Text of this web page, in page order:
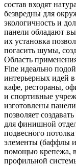
состав входят
безвредны для
экологичность и
панели обладают
их установка
погасить шумы,
Область
Fine идеально
интерьерных идей
кафе, рестораны,
и спортивные
изготовлены
позволяет
для финишной
подвесного
элементы (баффлы
помощью крепежа,
профильной